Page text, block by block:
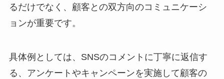
るだけでなく、顧客との双方向のコミュニケーシ
ョンが重要です。
具体例としては、SNSのコメントに丁寧に返信す
る、アンケートやキャンペーンを実施して顧客の